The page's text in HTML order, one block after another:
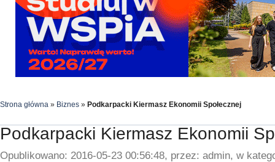
Strona główna » Biznes » Podkarpacki Kiermasz Ekonomii Społecznej
Podkarpacki Kiermasz Ekonomii
Opublikowano: 2016-05-23 00:56:48, przez: admin, w